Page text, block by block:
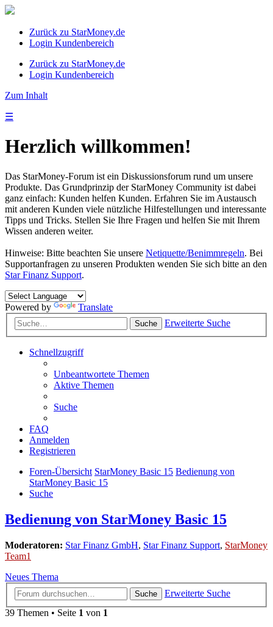
Zurück zu StarMoney.de
Login Kundenbereich
Zurück zu StarMoney.de
Login Kundenbereich
Zum Inhalt
☰
Herzlich willkommen!
Das StarMoney-Forum ist ein Diskussionsforum rund um unsere
Produkte. Das Grundprinzip der StarMoney Community ist dabei
ganz einfach: Kunden helfen Kunden. Erfahren Sie im Austausch
mit anderen Kunden viele nützliche Hilfestellungen und interessante
Tipps und Tricks. Stellen Sie Ihre Fragen und helfen Sie mit Ihrem
Wissen anderen weiter.
Hinweise: Bitte beachten Sie unsere Netiquette/Benimmregeln. Bei
Supportanfragen zu unseren Produkten wenden Sie sich bitte an den
Star Finanz Support.
Powered by Translate
Suche Erweiterte Suche
Schnellzugriff
Unbeantwortete Themen
Aktive Themen
Suche
FAQ
Anmelden
Registrieren
Foren-Übersicht StarMoney Basic 15 Bedienung von
StarMoney Basic 15
Suche
Bedienung von StarMoney Basic 15
Moderatoren: Star Finanz GmbH, Star Finanz Support, StarMoney
Team1
Neues Thema
Suche
Erweiterte Suche
39 Themen • Seite 1 von 1